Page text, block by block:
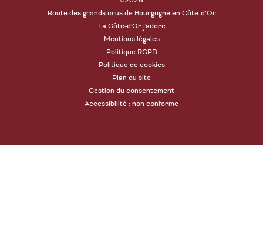
Route des grands crus de Bourgogne en Côte-d’Or
La Côte-d'Or j'adore
Mentions légales
Politique RGPD
Politique de cookies
Plan du site
Gestion du consentement
Accessibilité : non conforme